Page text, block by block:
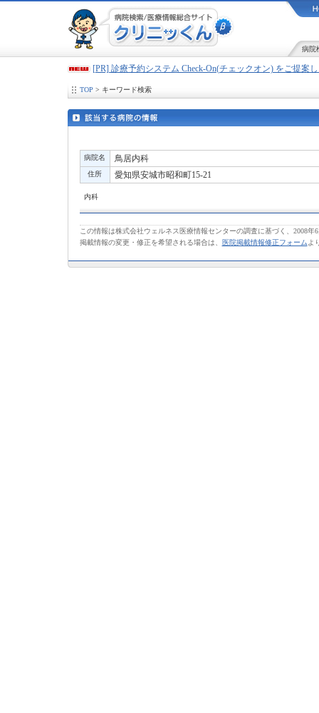
病院
[PR] 診療予約システム Check-On(チェックオン) をご提案
TOP > キーワード検索
病院名 鳥居内科
住所 愛知県安城市昭和町15-21
内科
この情報は株式会社ウェルネス医療情報センターの調査に基づく、2008年
掲載情報の変更・修正を希望される場合は、
医院掲載情報修正フォーム よ